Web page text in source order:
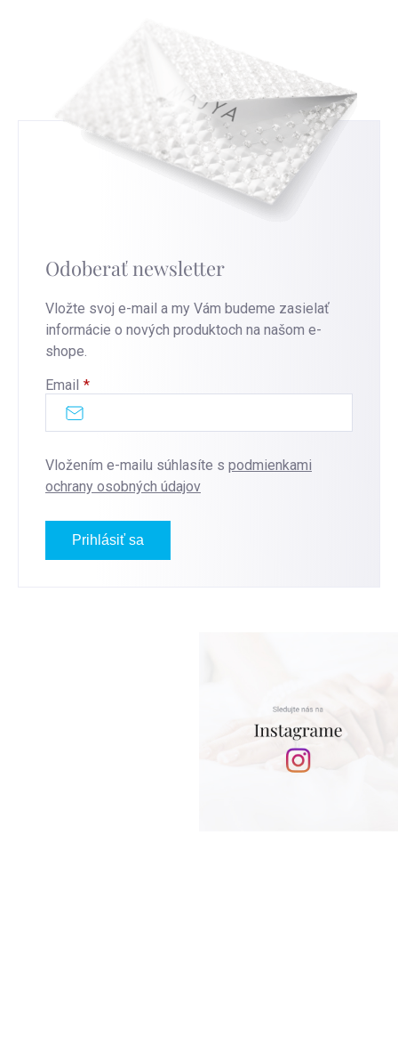
Odoberať newsletter
Vložte svoj e-mail a my Vám budeme zasielať
informácie o nových produktoch na našom e-
shope.
Email
Vložením e-mailu súhlasíte s podmienkami
ochrany osobných údajov
Prihlásiť sa